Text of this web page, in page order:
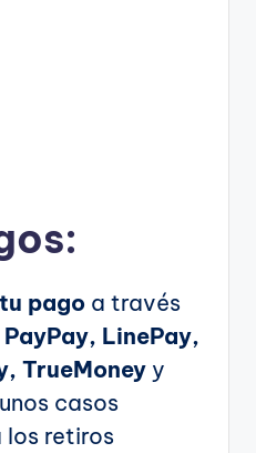
pago a través
LinePay,
TrueMoney y
casos
los retiros